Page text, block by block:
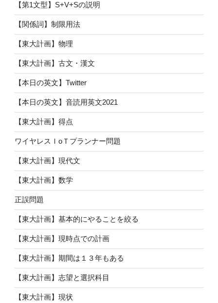
【第1文型】S+V+Sの説明
【関係詞】制限用法
【東大計画】物理
【東大計画】古文・漢文
【本日の英文】Twitter
【本日の英文】音読用英文2021
【東大計画】得点
ワイヤレスＩoＴプランナー問題
【東大計画】現代文
【東大計画】数学
正誤問題
【東大計画】基本的にやることを絞る
【東大計画】現時点での計画
【東大計画】期間は１３年もある
【東大計画】志望と選択科目
【東大計画】現状